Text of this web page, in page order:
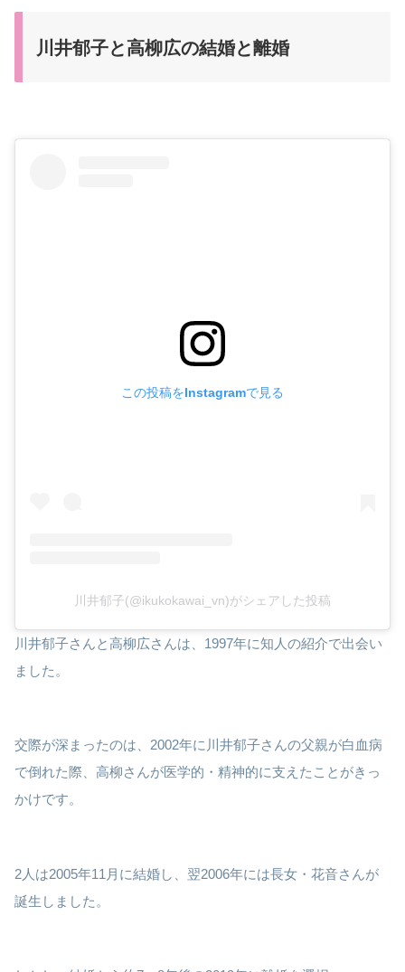
川井郁子と高柳広の結婚と離婚
この投稿をInstagramで見る
川井郁子(@ikukokawai_vn)がシェアした投稿
川井郁子さんと高柳広さんは、1997年に知人の紹介で出会い
ました。
交際が深まったのは、2002年に川井郁子さんの父親が白血病
で倒れた際、高柳さんが医学的・精神的に支えたことがきっ
かけです。
2人は2005年11月に結婚し、翌2006年には長女・花音さんが
誕生しました。